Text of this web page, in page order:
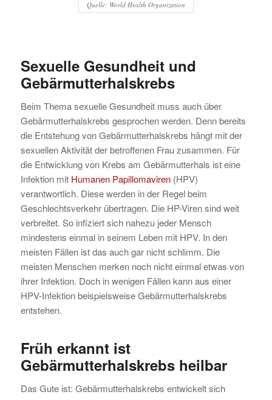
Quelle: World Health Organization
Sexuelle Gesundheit und
Gebärmutterhalskrebs
Beim Thema sexuelle Gesundheit muss auch über
Gebärmutterhalskrebs gesprochen werden. Denn bereits
die Entstehung von Gebärmutterhalskrebs hängt mit der
sexuellen Aktivität der betroffenen Frau zusammen. Für
die Entwicklung von Krebs am Gebärmutterhals ist eine
Infektion mit Humanen Papillomaviren(HPV)
verantwortlich. Diese werden in der Regel beim
Geschlechtsverkehr übertragen. Die HP-Viren sind weit
verbreitet. So infiziert sich nahezu jeder Mensch
mindestens einmal in seinem Leben mit HPV. In den
meisten Fällen ist das auch gar nicht schlimm. Die
meisten Menschen merken noch nicht einmal etwas von
ihrer Infektion. Doch in wenigen Fällen kann aus einer
HPV-Infektion beispielsweise Gebärmutterhalskrebs
entstehen.
Früh erkannt ist
Gebärmutterhalskrebs heilbar
Das Gute ist: Gebärmutterhalskrebs entwickelt sich